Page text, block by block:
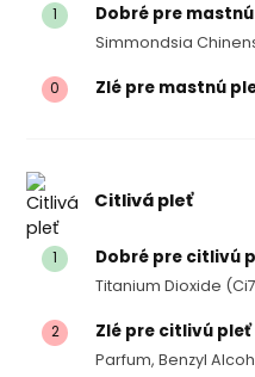
1 Dobré pre
Simmondsia
0 Zlé pre mastnú
Citlivá pleť
1 Dobré pre citlivú
Titanium Dioxide
2 Zlé pre citlivú pleť
Parfum, Benzyl